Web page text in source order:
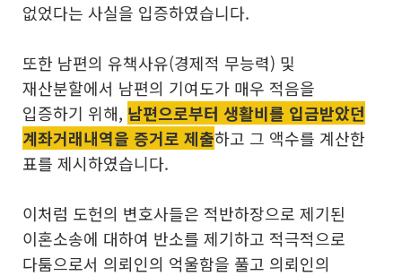
없었다는 사실을 입증하였습니다.
또한 남편의 유책사유(경제적 무능력) 및
재산분할에서 남편의 기여도가 매우 적음을
입증하기 위해, 남편으로부터 생활비를 입금받았던
계좌거래내역을 증거로 제출하고 그 액수를 계산한
표를 제시하였습니다.
이처럼 도헌의 변호사들은 적반하장으로 제기된
이혼소송에 대하여 반소를 제기하고 적극적으로
다툼으로서 의뢰인의 억울함을 풀고 의뢰인의